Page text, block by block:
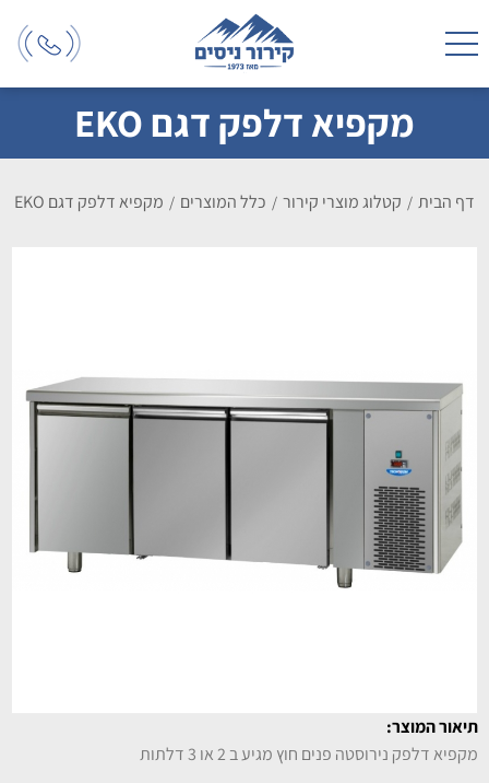
מקפיא דלפק דגם EKO
דף הבית / קטלוג מוצרי קירור / כלל המוצרים / מקפיא דלפק דגם EKO
תיאור המוצר:
מקפיא דלפק נירוסטה פנים חוץ מגיע ב 2 או 3 דלתות